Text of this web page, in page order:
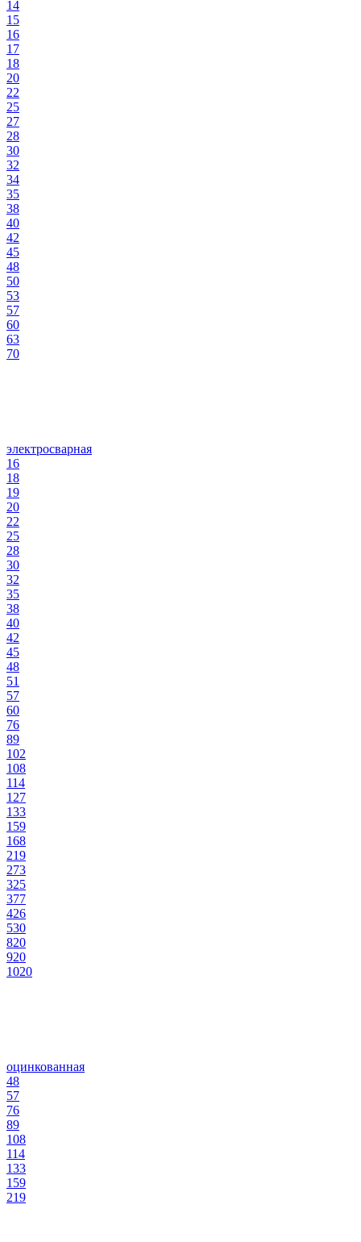
14
15
16
17
18
20
22
25
27
28
30
32
34
35
38
40
42
45
48
50
53
57
60
63
70
электросварная
16
18
19
20
22
25
28
30
32
35
38
40
42
45
48
51
57
60
76
89
102
108
114
127
133
159
168
219
273
325
377
426
530
820
920
1020
оцинкованная
48
57
76
89
108
114
133
159
219